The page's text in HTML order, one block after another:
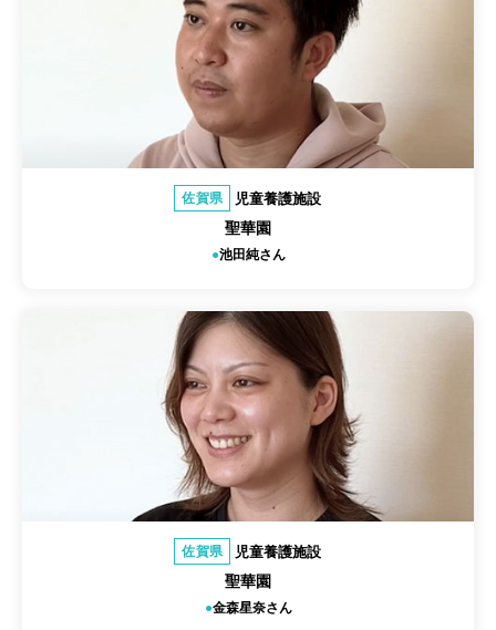
佐賀県 児童養護施設
聖華園
池田純さん
佐賀県 児童養護施設
聖華園
金森星奈さん